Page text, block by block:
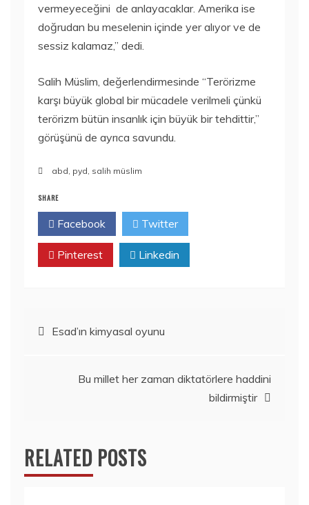
vermeyeceğini de anlayacaklar. Amerika ise
doğrudan bu meselenin içinde yer alıyor ve de
sessiz kalamaz,” dedi.
Salih Müslim, değerlendirmesinde “Terörizme
karşı büyük global bir mücadele verilmeli çünkü
terörizm bütün insanlık için büyük bir tehdittir,”
görüşünü de ayrıca savundu.
abd, pyd, salih müslim
SHARE
Facebook Twitter
Pinterest Linkedin
YazıEsad’ın kimyasal oyunu
Bu millet her zaman diktatörlere haddini
bildirmiştir
RELATED POSTS